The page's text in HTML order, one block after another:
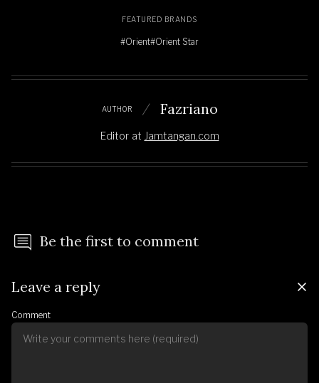
FEATURED BRANDS
#Orient#Orient Star
AUTHOR Fazriano
Editor at Jamtangan.com
Be the first to comment
Leave a reply
Comment